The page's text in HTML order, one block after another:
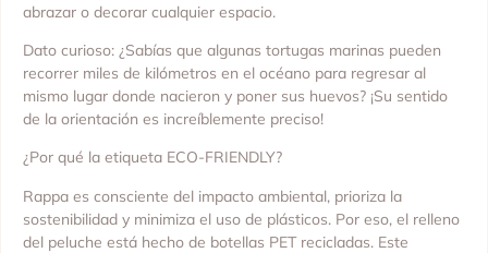
abrazar o decorar cualquier espacio.
Dato curioso: ¿Sabías que algunas tortugas marinas pueden
recorrer miles de kilómetros en el océano para regresar al
mismo lugar donde nacieron y poner sus huevos? ¡Su sentido
de la orientación es increíblemente preciso!
¿Por qué la etiqueta ECO-FRIENDLY?
Rappa es consciente del impacto ambiental, prioriza la
sostenibilidad y minimiza el uso de plásticos. Por eso, el relleno
del peluche está hecho de botellas PET recicladas. Este